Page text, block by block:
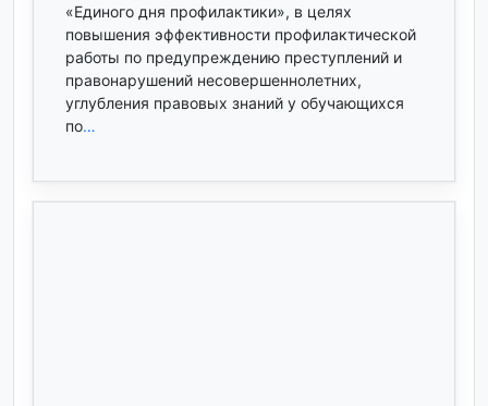
«Единого дня профилактики», в целях
повышения эффективности профилактической
работы по предупреждению преступлений и
правонарушений несовершеннолетних,
углубления правовых знаний у обучающихся
по…